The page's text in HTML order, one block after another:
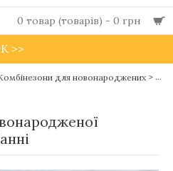
0 товар (товарів) - 0 грн
>>
для новонароджених >